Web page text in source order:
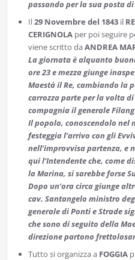
passando per la sua posta di
Il29 Novembre del 1843il
CERIGNOLA per poi seguire
viene scritto daANDREA
La giornata è alquanto
ore 23 e mezza giunge
Maestà il Re, cambiando la
carrozza parte per la volta
compagnia il generale
Il popolo, conoscendolo nel
festeggia l’arrivo con gli
nell’improvvisa partenza, e
qui l’Intendente che, come
la Marina, si sarebbe forse
Dopo un’ora circa giunge
cav. Santangelo ministro
generale di Ponti e Strade
che sono di seguito della
direzione partono
Tutto si organizza a FOGGIA